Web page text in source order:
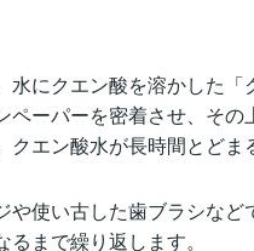
水にクエン酸を溶かした「
ペーパーを密着させ、その
クエン酸水が長時間とどま
や使い古した歯ブラシなど
まで繰り返します。